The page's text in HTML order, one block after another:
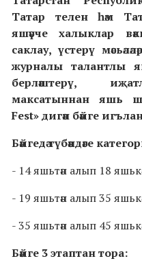
Татар телен һәм
яшәүче халыклар
саклау, үстерү
журналы талантлы
берләштерү,
максатыннан яшь
Fest» дигән бәйге
Бәйгедә түбәндәге
- 14 яшьтән алып 18
- 19 яшьтән алып 35
- 35 яшьтән алып 45
Бәйге 3 этаптан тора: